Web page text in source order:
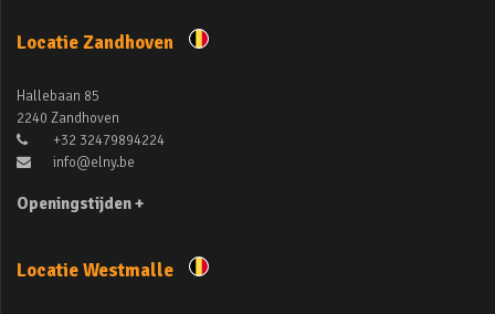
Locatie Zandhoven
Hallebaan 85
2240 Zandhoven
+32 32479894224
info@elny.be
Openingstijden +
Locatie Westmalle